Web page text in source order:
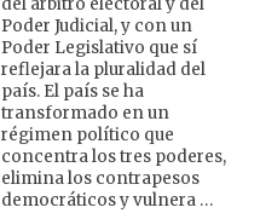
del árbitro electoral y del
Poder Judicial, y con un
Poder Legislativo que sí
reflejara la pluralidad del
país. El país se ha
transformado en un
régimen político que
concentra los tres poderes,
elimina los contrapesos
democráticos y vulnera …